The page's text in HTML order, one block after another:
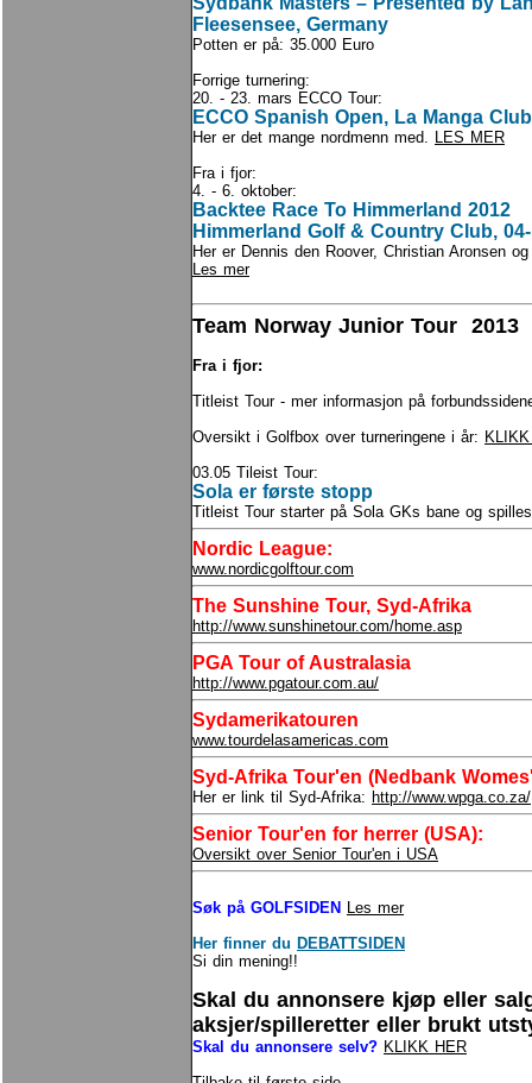
Fleesensee, Germany
Potten er på: 35.000 Euro
Forrige turnering:
20. - 23. mars ECCO Tour:
ECCO Spanish Open, La Manga
Her er det mange nordmenn med. LES MER
Fra i fjor:
4. - 6. oktober:
Backtee Race To Himmerland 2012
Himmerland Golf & Country Club,
Her er Dennis den Roover, Christian Aronsen
Les mer
Team Norway Junior Tour 2013
Fra i fjor:
Titleist Tour - mer informasjon på
Oversikt i Golfbox over turneringene i år:
03.05 Tileist Tour:
Sola er første stopp
Titleist Tour starter på Sola GKs bane og
Nordic League:
www.nordicgolftour.com
The Sunshine Tour, Syd-Afrika
http://www.sunshinetour.com/home.asp
PGA Tour of Australasia
http://www.pgatour.com.au/
Sydamerikatouren
www.tourdelasamericas.com
Syd-Afrika Tour'en (Nedbank
Her er link til Syd-Afrika: http://www.wpga.co.za/
Senior Tour'en for herrer (USA):
Oversikt over Senior Tour'en i USA
Søk på GOLFSIDEN Les mer
Her finner du DEBATTSIDEN
Si din mening!!
Skal du annonsere kjøp eller
aksjer/spilleretter eller brukt
Skal du annonsere selv? KLIKK HER